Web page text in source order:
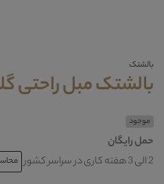
بالشتک
بالشتک مبل راحتی
موجود
حمل رایگان
2 الی 3 هفته کاری در سراسر کشور